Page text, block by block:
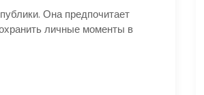
Она предпочитает
личные моменты в